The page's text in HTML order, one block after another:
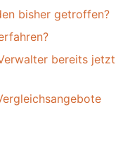
bisher getroffen?
bereits jetzt